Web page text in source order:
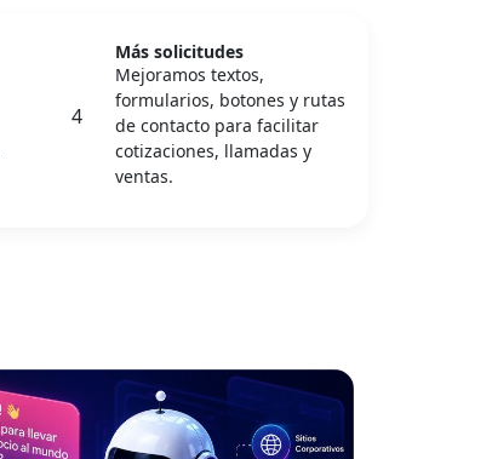
4
Más solicitudes
Mejoramos textos,
formularios, botones y rutas
de contacto para facilitar
cotizaciones, llamadas y
ventas.